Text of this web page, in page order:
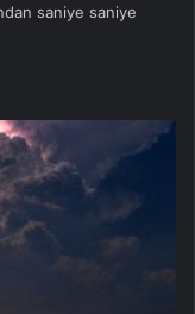
saniye saniye